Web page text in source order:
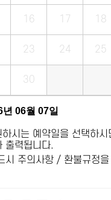
16 17 18
23 24 25
30
06월 07일
시는 예약일을 선택하시
출력됩니다.
시 주의사항 / 환불규정